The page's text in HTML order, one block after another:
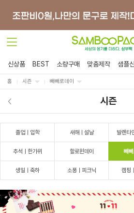
신상품 BEST 소량구매 맞춤제작 샘플
홈 시즌 빼빼로데이
시즌
졸업ㅣ입학 새해ㅣ설날 발렌타
추석ㅣ한가위 할로윈데이 빼
생일ㅣ축하 소풍ㅣ피크닉 캠핑